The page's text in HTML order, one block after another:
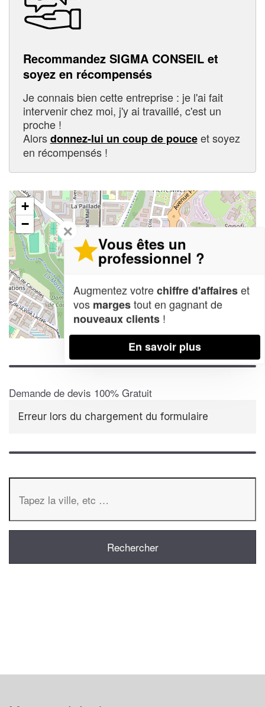
Recommandez SIGMA CONSEIL et
soyez en récompensés
Je connais bien cette entreprise : je l'ai fait
intervenir chez moi, j'y ai travaillé, c'est un
proche !
Alorsdonnez-lui un coup de pouceet soyez
en récompensés !
+
−
Leaflet| Map data ©OpenStreetMap contributors,CC-BY-SA
Demande de devis 100% Gratuit
Erreur lors du chargement du formulaire
✕
Vous êtes un
professionnel ?
Augmentez votrechiffre d'affaireset
vos margestout en gagnant de
nouveaux clients !
En savoir plus